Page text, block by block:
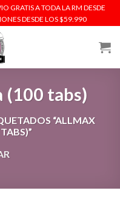
GRATIS A TODA LA RM DESDE
DESDE LOS $59.990
(100 tabs)
“ALLMAX